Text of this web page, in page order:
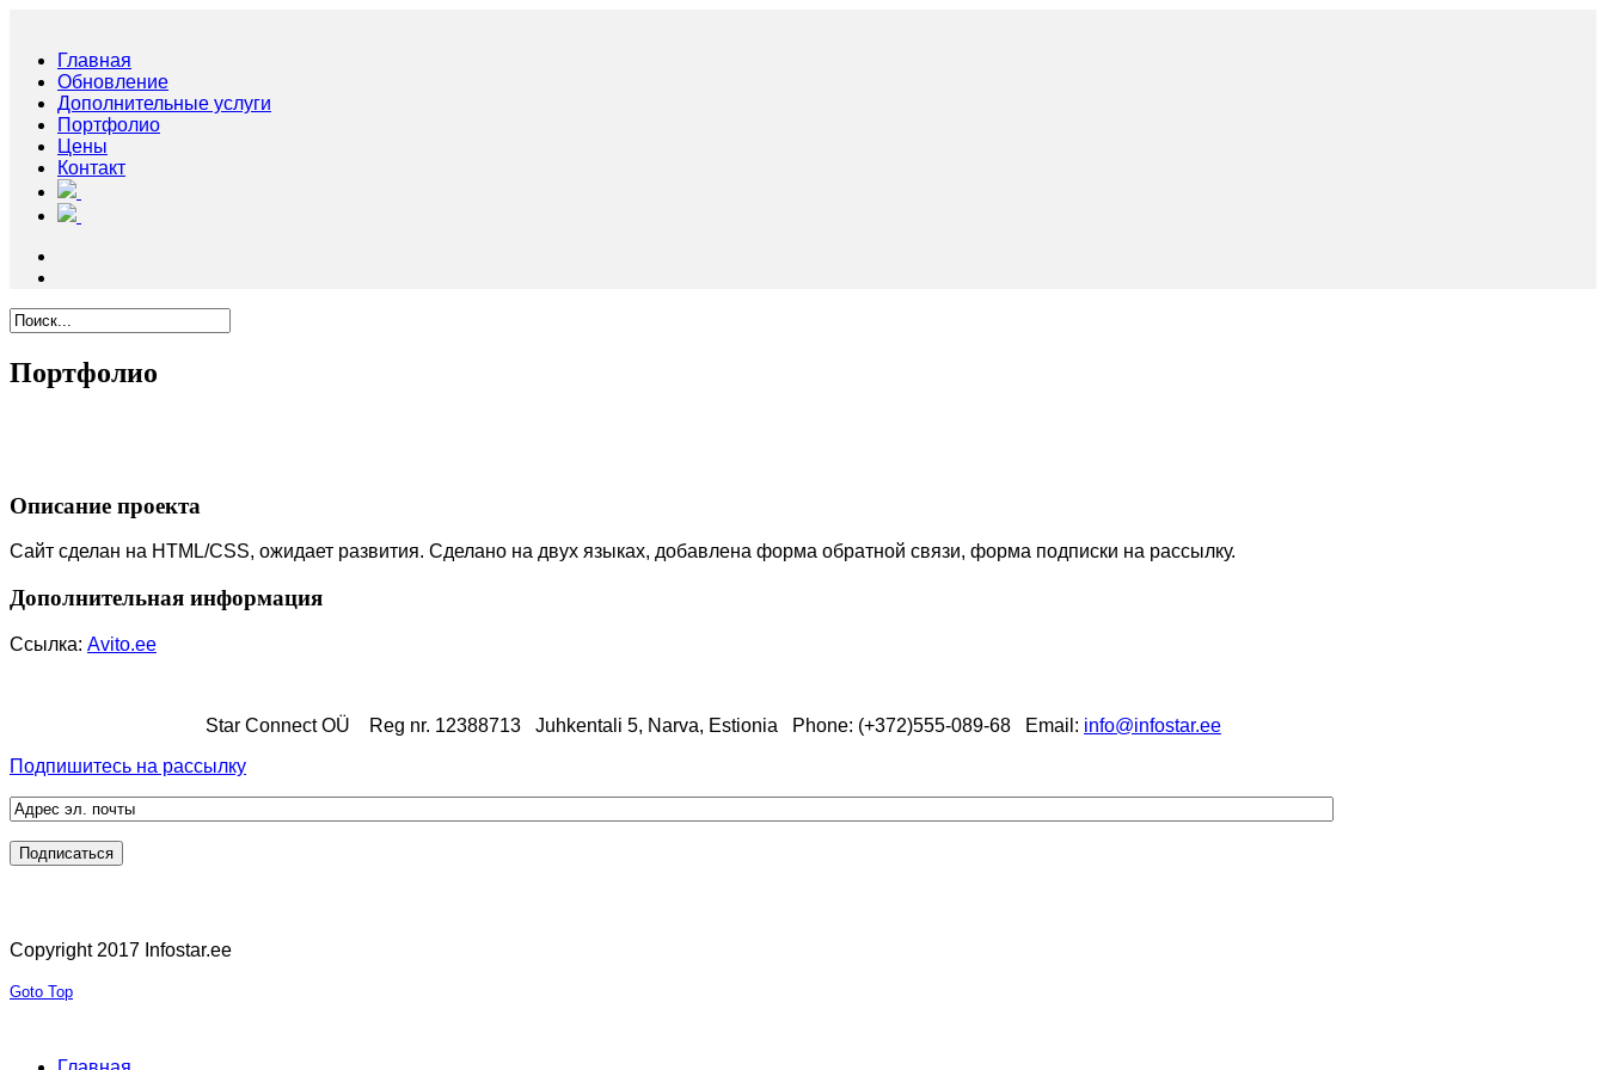
Главная
Обновление
Дополнительные услуги
Портфолио
Цены
Контакт
Портфолио
Описание проекта
Сайт сделан на HTML/CSS, ожидает развития. Сделано на двух языках, добавлена форма обратной связи, форма подписки на рассылку.
Дополнительная информация
Ссылка: Avito.ee
Star Connect OÜ Reg nr. 12388713 Juhkentali 5, Narva, Estionia Phone: (+372)555-089-68 Email: info@infostar.ee
Подпишитесь на рассылку
Copyright 2017 Infostar.ee
Goto Top